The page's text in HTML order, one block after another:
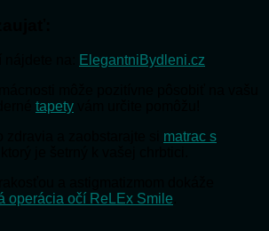
ElegantniBydleni.cz
tapety
matrac s
operácia očí ReLEx Smile